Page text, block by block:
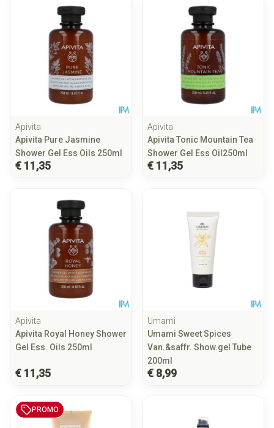
Apivita
Apivita Pure Jasmine
Shower Gel Ess Oils 250ml
€ 11,35
Apivita
Apivita Tonic Mountain Tea
Shower Gel Ess Oil250ml
€ 11,35
Apivita
Apivita Royal Honey Shower
Gel Ess. Oils 250ml
€ 11,35
Umami
Umami Sweet Spices
Van.&saffr. Show.gel Tube
200ml
€ 8,99
PROMO